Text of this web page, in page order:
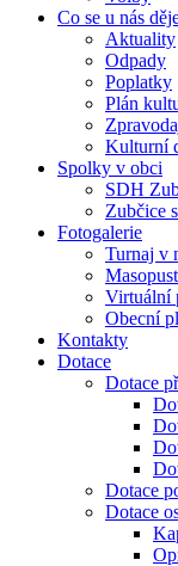
Co se u nás
Aktuality
Odpady
Poplatky
Plán
Kulturní
Spolky v obci
SDH
Zubčice
Fotogalerie
Turnaj v
Virtuální
Obecní
Kontakty
Dotace
Dotace
Dotace
Dotace